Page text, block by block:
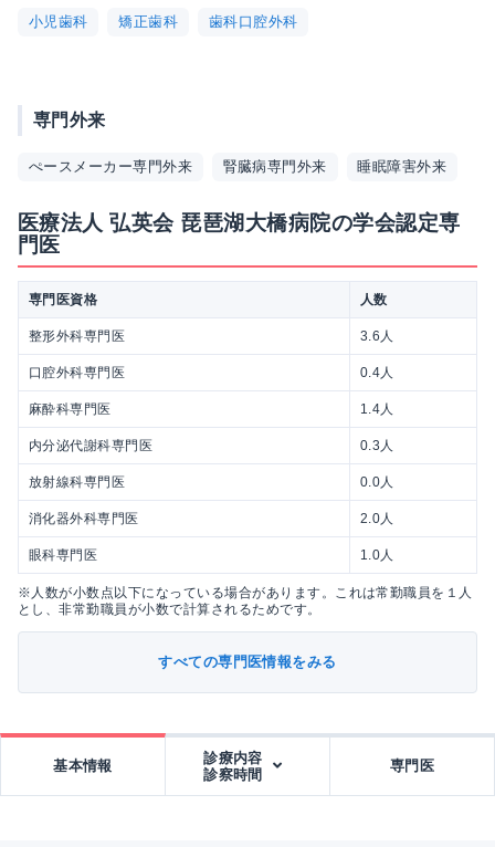
小児歯科 矯正歯科 歯科口腔外科
専門外来
ぺースメーカー専門外来 腎臓病専門外来 睡眠障害外来
医療法人 弘英会 琵琶湖大橋病院の学会認定専
門医
専門医資格 人数
整形外科専門医 3.6人
口腔外科専門医 0.4人
麻酔科専門医 1.4人
内分泌代謝科専門医 0.3人
放射線科専門医 0.0人
消化器外科専門医 2.0人
眼科専門医 1.0人
※人数が小数点以下になっている場合があります。これは常勤職員を１人
とし、非常勤職員が小数で計算されるためです。
すべての専門医情報をみる
基本情報
診療内容
診察時間
専門医